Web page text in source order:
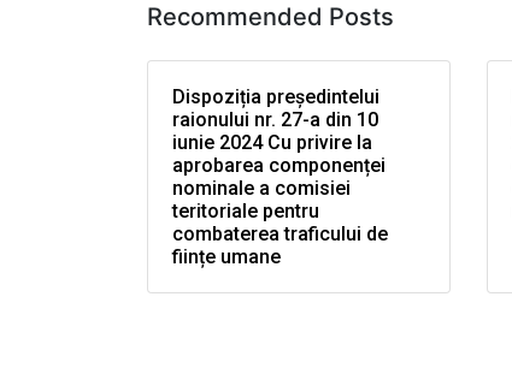
Recommended Posts
Dispoziția președintelui
raionului nr. 27-a din 10
iunie 2024 Cu privire la
aprobarea componenței
nominale a comisiei
teritoriale pentru
combaterea traficului de
ființe umane